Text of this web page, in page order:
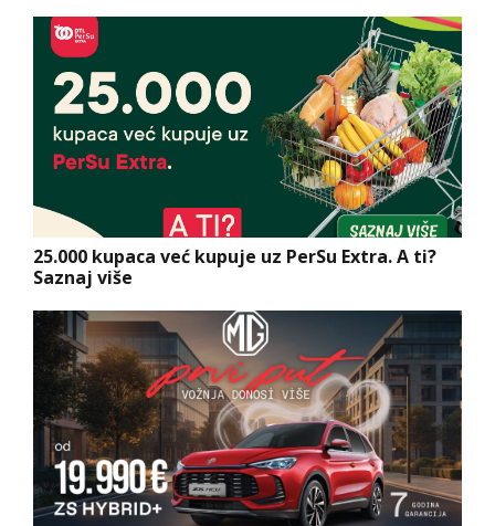
25.000 kupaca već kupuje uz PerSu Extra. A ti?
Saznaj više